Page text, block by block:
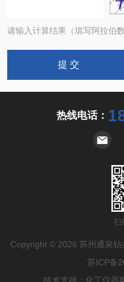
请输入计算结果（填写阿拉伯
热线电话：
扫
Copyright © 2026 苏州通泉
苏ICP备